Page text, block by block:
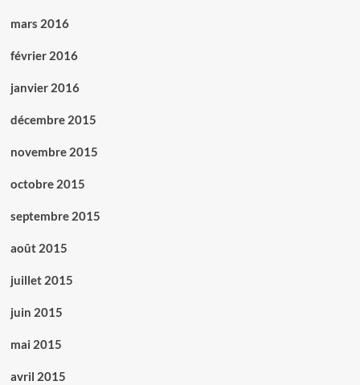
mars 2016
février 2016
janvier 2016
décembre 2015
novembre 2015
octobre 2015
septembre 2015
août 2015
juillet 2015
juin 2015
mai 2015
avril 2015